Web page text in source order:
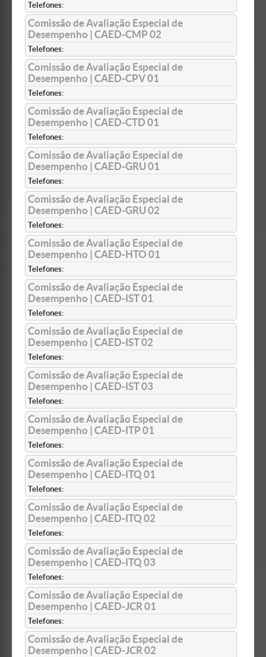
Telefones:
Comissão de Avaliação Especial de
Desempenho | CAED-CMP 02
Telefones:
Comissão de Avaliação Especial de
Desempenho | CAED-CPV 01
Telefones:
Comissão de Avaliação Especial de
Desempenho | CAED-CTD 01
Telefones:
Comissão de Avaliação Especial de
Desempenho | CAED-GRU 01
Telefones:
Comissão de Avaliação Especial de
Desempenho | CAED-GRU 02
Telefones:
Comissão de Avaliação Especial de
Desempenho | CAED-HTO 01
Telefones:
Comissão de Avaliação Especial de
Desempenho | CAED-IST 01
Telefones:
Comissão de Avaliação Especial de
Desempenho | CAED-IST 02
Telefones:
Comissão de Avaliação Especial de
Desempenho | CAED-IST 03
Telefones:
Comissão de Avaliação Especial de
Desempenho | CAED-ITP 01
Telefones:
Comissão de Avaliação Especial de
Desempenho | CAED-ITQ 01
Telefones:
Comissão de Avaliação Especial de
Desempenho | CAED-ITQ 02
Telefones:
Comissão de Avaliação Especial de
Desempenho | CAED-ITQ 03
Telefones:
Comissão de Avaliação Especial de
Desempenho | CAED-JCR 01
Telefones:
Comissão de Avaliação Especial de
Desempenho | CAED-JCR 02